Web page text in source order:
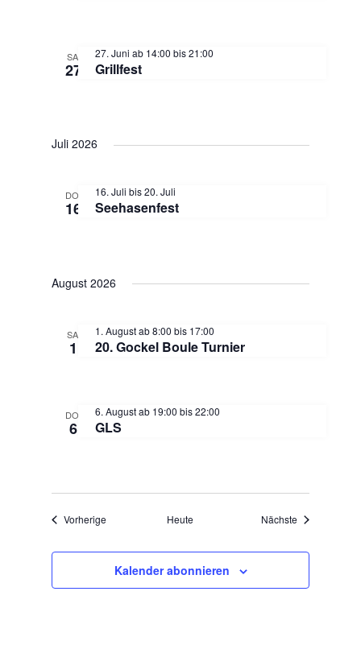
SA.
27 Grillfest
27. Juni ab 14:00 bis21:00
Juli 2026
DO.
16 Seehasenfest
16. Juli bis20. Juli
August 2026
SA.
1 20. Gockel Boule Turnier
1. August ab 8:00 bis 17:00
DO.
6 GLS
6. August ab 19:00 bis22:00
Vorherige VeranstaltungenHeute Nächste
Kalender abonnieren